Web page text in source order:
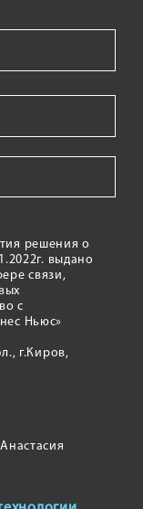
решения о
выдано
связи,
с
Ньюс»
г.Киров,